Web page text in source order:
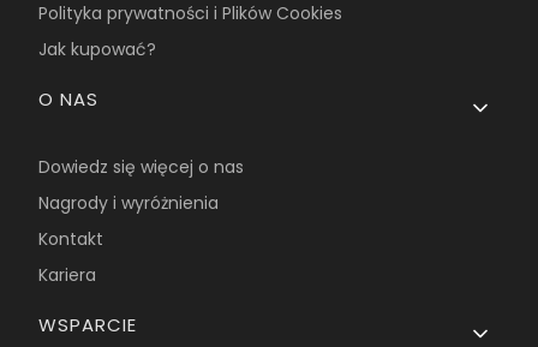
Polityka prywatności i Plików Cookies
Jak kupować?
O NAS
Dowiedz się więcej o nas
Nagrody i wyróżnienia
Kontakt
Kariera
WSPARCIE